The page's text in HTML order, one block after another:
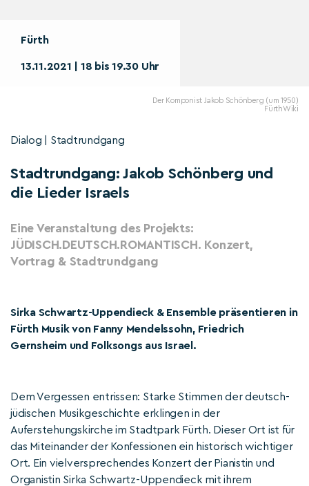
Fürth
13.11.2021 | 18 bis 19.30 Uhr
Der Komponist Jakob Schönberg (um 1950)
FürthWiki
Dialog | Stadtrundgang
Stadtrundgang: Jakob Schönberg und
die Lieder Israels
Eine Veranstaltung des Projekts:
JÜDISCH.DEUTSCH.ROMANTISCH. Konzert,
Vortrag & Stadtrundgang
Sirka Schwartz-Uppendieck & Ensemble präsentieren in
Fürth Musik von Fanny Mendelssohn, Friedrich
Gernsheim und Folksongs aus Israel.
Dem Vergessen entrissen: Starke Stimmen der deutsch-
jüdischen Musikgeschichte erklingen in der
Auferstehungskirche im Stadtpark Fürth. Dieser Ort ist für
das Miteinander der Konfessionen ein historisch wichtiger
Ort. Ein vielversprechendes Konzert der Pianistin und
Organistin Sirka Schwartz-Uppendieck mit ihrem